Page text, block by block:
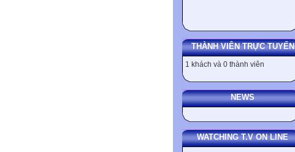
THÀNH VIÊN TRỰC TUYẾN
1 khách và 0 thành viên
NEWS
WATCHING T.V ON LINE